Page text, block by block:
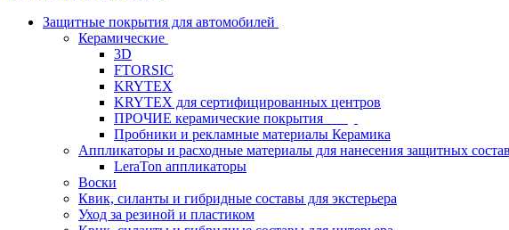
Защитные покрытия для автомобилей
Керамические
3D
FTORSIC
KRYTEX
KRYTEX для сертифицированных центров
ПРОЧИЕ керамические покрытия
Пробники и рекламные материалы Керамика
Аппликаторы и расходные материалы для нанесения защитных
LeraTon аппликаторы
Воски
Квик, силанты и гибридные составы для экстерьера
Уход за резиной и пластиком